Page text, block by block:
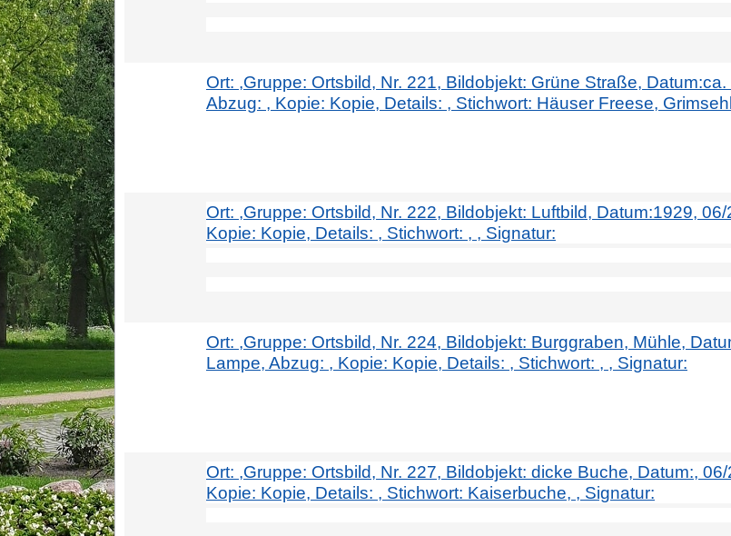
Ort: ,Gruppe: Ortsbild, Nr. 221, Bildobjekt: Grüne Straße,
Abzug: , Kopie: Kopie, Details: , Stichwort: Häuser Freese,
Ort: ,Gruppe: Ortsbild, Nr. 222, Bildobjekt: Luftbild, Datum:1929,
Kopie: Kopie, Details: , Stichwort: , , Signatur:
Ort: ,Gruppe: Ortsbild, Nr. 224, Bildobjekt: Burggraben, Mühle,
Lampe, Abzug: , Kopie: Kopie, Details: , Stichwort: , , Signatur:
Ort: ,Gruppe: Ortsbild, Nr. 227, Bildobjekt: dicke Buche, Datum:,
Kopie: Kopie, Details: , Stichwort: Kaiserbuche, , Signatur: